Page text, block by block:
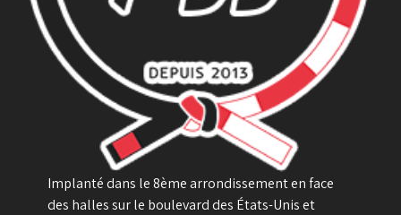
Implanté dans le 8ème arrondissement en face
des halles sur le boulevard des États-Unis et